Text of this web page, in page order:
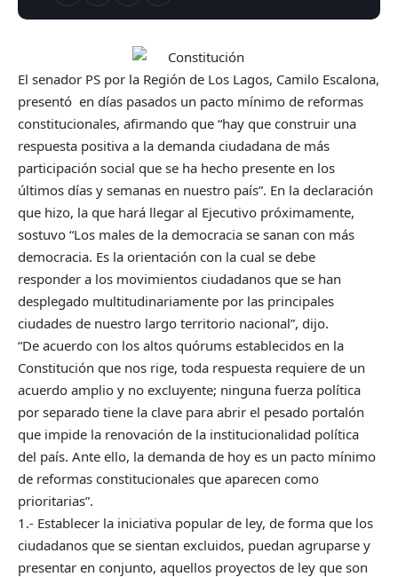
El senador PS por la Región de Los Lagos, Camilo Escalona,
presentó en días pasados un pacto mínimo de reformas
constitucionales, afirmando que “hay que construir una
respuesta positiva a la demanda ciudadana de más
participación social que se ha hecho presente en los
últimos días y semanas en nuestro país”. En la declaración
que hizo, la que hará llegar al Ejecutivo próximamente,
sostuvo “Los males de la democracia se sanan con más
democracia. Es la orientación con la cual se debe
responder a los movimientos ciudadanos que se han
desplegado multitudinariamente por las principales
ciudades de nuestro largo territorio nacional”, dijo.
“De acuerdo con los altos quórums establecidos en la
Constitución que nos rige, toda respuesta requiere de un
acuerdo amplio y no excluyente; ninguna fuerza política
por separado tiene la clave para abrir el pesado portalón
que impide la renovación de la institucionalidad política
del país. Ante ello, la demanda de hoy es un pacto mínimo
de reformas constitucionales que aparecen como
prioritarias”.
1.- Establecer la iniciativa popular de ley, de forma que los
ciudadanos que se sientan excluidos, puedan agruparse y
presentar en conjunto, aquellos proyectos de ley que son